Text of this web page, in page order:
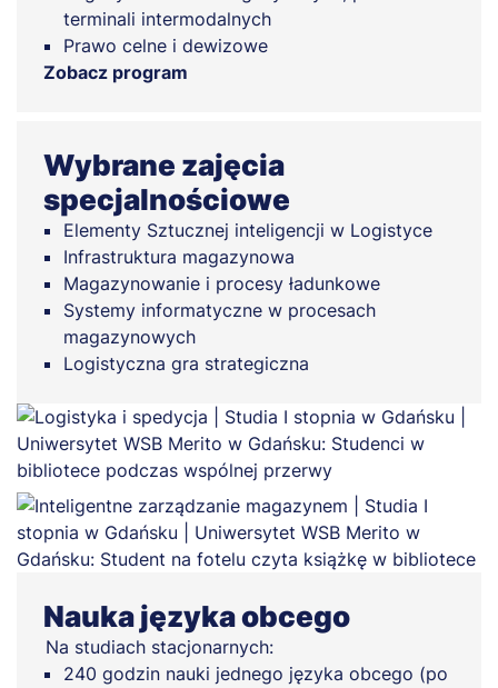
terminali intermodalnych
Prawo celne i dewizowe
Zobacz program
Wybrane zajęcia
specjalnościowe
Elementy Sztucznej inteligencji w Logistyce
Infrastruktura magazynowa
Magazynowanie i procesy ładunkowe
Systemy informatyczne w procesach
magazynowych
Logistyczna gra strategiczna
Nauka języka obcego
Na studiach stacjonarnych:
240 godzin nauki jednego języka obcego (po